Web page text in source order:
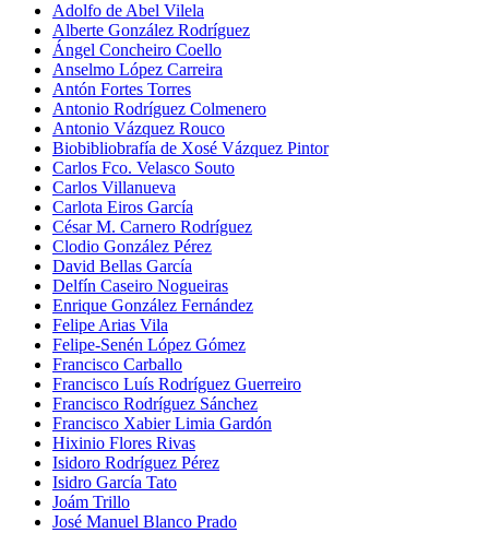
Adolfo de Abel Vilela
Alberte González Rodríguez
Ángel Concheiro Coello
Anselmo López Carreira
Antón Fortes Torres
Antonio Rodríguez Colmenero
Antonio Vázquez Rouco
Biobibliobrafía de Xosé Vázquez Pintor
Carlos Fco. Velasco Souto
Carlos Villanueva
Carlota Eiros García
César M. Carnero Rodríguez
Clodio González Pérez
David Bellas García
Delfín Caseiro Nogueiras
Enrique González Fernández
Felipe Arias Vila
Felipe-Senén López Gómez
Francisco Carballo
Francisco Luís Rodríguez Guerreiro
Francisco Rodríguez Sánchez
Francisco Xabier Limia Gardón
Hixinio Flores Rivas
Isidoro Rodríguez Pérez
Isidro García Tato
Joám Trillo
José Manuel Blanco Prado